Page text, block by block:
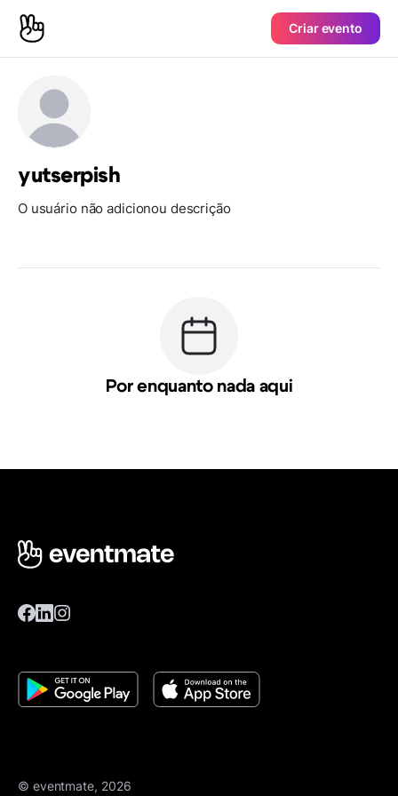
Criar evento
yutserpish
O usuário não adicionou descrição
Por enquanto nada aqui
© eventmate, 2026